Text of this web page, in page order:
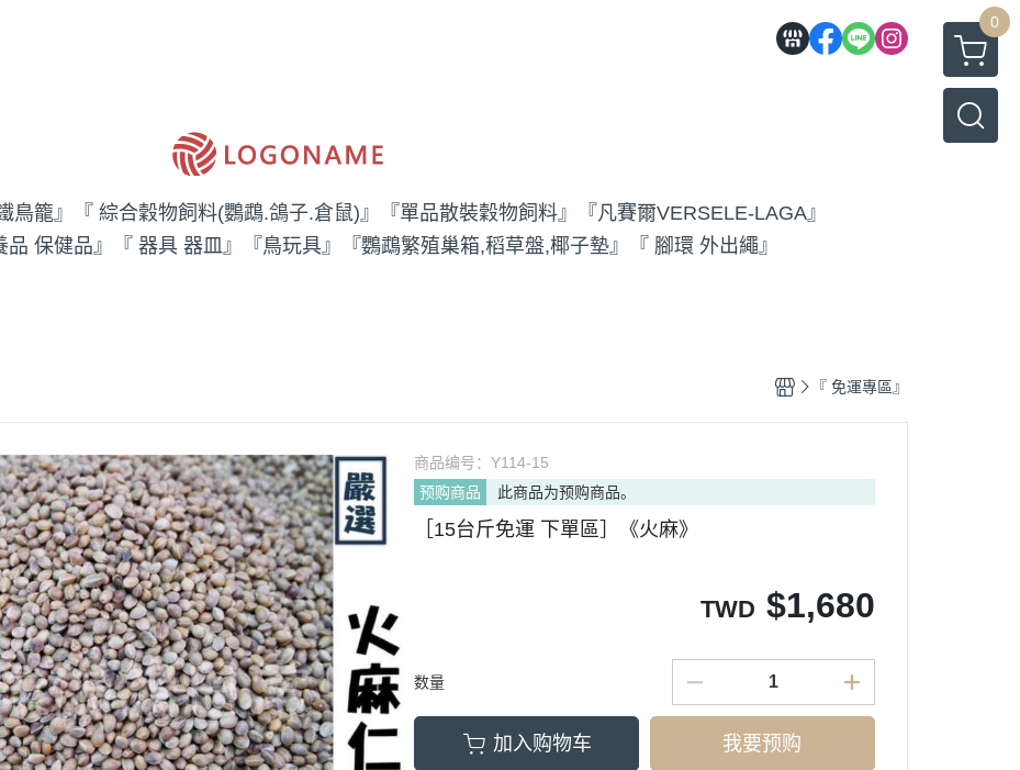
0
鳥籠』 『 綜合穀物飼料(鸚鵡.鴿子.倉鼠)』 『單品散裝穀物飼料』
『凡賽爾VERSELE-LAGA』
品 保健品』 『 器具 器皿』 『鳥玩具』 『鸚鵡繁殖巢箱,稻草盤,椰子墊』 『 腳環 外出繩』
『 免運專區』
商品编号：Y114-15
预购商品
此商品为预购商品。
［15台斤免運 下單區］《火麻》
TWD $1,680
数量
加入购物车 我要预购